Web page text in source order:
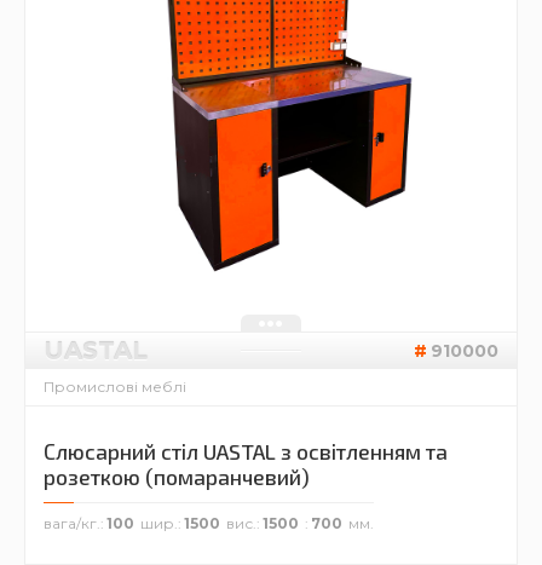
UASTAL 910000
Промислові меблі
Слюсарний стіл UASTAL з освітленням та
розеткою (помаранчевий)
вага/кг. 100 шир. 1500 вис. 1500 700